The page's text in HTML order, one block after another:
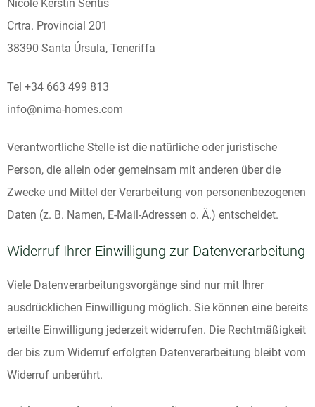
Nicole Kerstin Sentis
Crtra. Provincial 201
38390 Santa Úrsula, Teneriffa
Tel +34 663 499 813
info@nima-homes.com
Verantwortliche Stelle ist die natürliche oder juristische
Person, die allein oder gemeinsam mit anderen über die
Zwecke und Mittel der Verarbeitung von personenbezogenen
Daten (z. B. Namen, E-Mail-Adressen o. Ä.) entscheidet.
Widerruf Ihrer Einwilligung zur Datenverarbeitung
Viele Datenverarbeitungsvorgänge sind nur mit Ihrer
ausdrücklichen Einwilligung möglich. Sie können eine bereits
erteilte Einwilligung jederzeit widerrufen. Die Rechtmäßigkeit
der bis zum Widerruf erfolgten Datenverarbeitung bleibt vom
Widerruf unberührt.